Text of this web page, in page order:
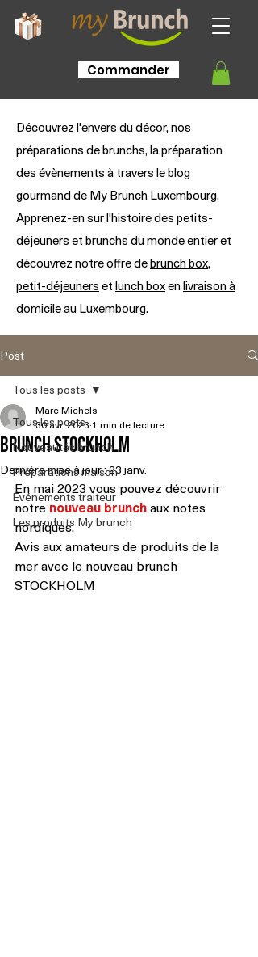
Commander
Découvrez l'envers du décor, nos
préparations de brunchs, la préparation
des évènements à travers le blog
gourmand de My Brunch Luxembourg.
Apprenez-en sur l'histoire des petits-
déjeuners et brunchs du monde entier et
découvrez notre offre debrunch box,
petit-déjeunersetlunch boxenlivraison à
domicileau Luxembourg.
Post
Tous les posts
Nouveautés brunch
Préparations maison
Événements traiteur
Les produits My brunch
Tous les posts
Brunch STOCKHOLM
Marc Michels
30 avr. 2023 1 min de lecture
Dernière mise à jour :23 janv.
En mai 2023 vous pouvez découvrir
notre nouveau brunch aux notes
nordiques.
Avis aux amateurs de produits de la
mer avec le nouveau brunch
STOCKHOLM